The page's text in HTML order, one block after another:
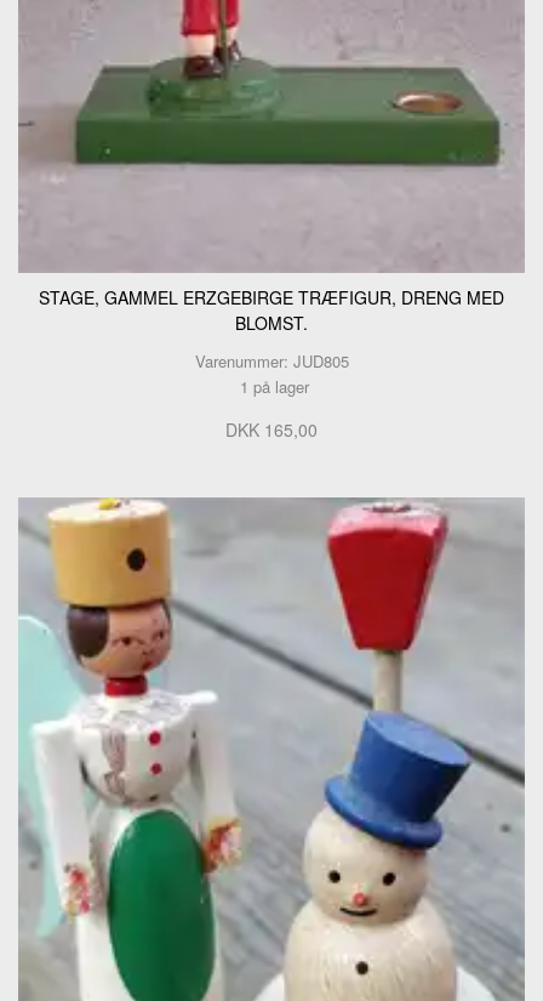
STAGE, GAMMEL ERZGEBIRGE TRÆFIGUR, DRENG MED
BLOMST.
Varenummer: JUD805
1 på lager
DKK 165,00